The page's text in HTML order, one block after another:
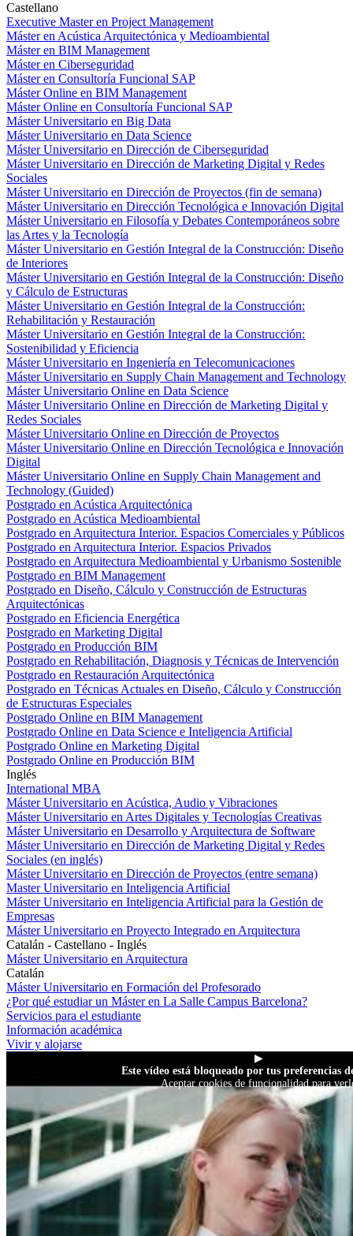
Castellano
Executive Master en Project Management
Máster en Acústica Arquitectónica y Medioambiental
Máster en BIM Management
Máster en Ciberseguridad
Máster en Consultoría Funcional SAP
Máster Online en BIM Management
Máster Online en Consultoría Funcional SAP
Máster Universitario en Big Data
Máster Universitario en Data Science
Máster Universitario en Dirección de Ciberseguridad
Máster Universitario en Dirección de Marketing Digital y Redes
Sociales
Máster Universitario en Dirección de Proyectos (fin de semana)
Máster Universitario en Dirección Tecnológica e Innovación Digital
Máster Universitario en Filosofía y Debates Contemporáneos sobre
las Artes y la Tecnología
Máster Universitario en Gestión Integral de la Construcción: Diseño
de Interiores
Máster Universitario en Gestión Integral de la Construcción: Diseño
y Cálculo de Estructuras
Máster Universitario en Gestión Integral de la Construcción:
Rehabilitación y Restauración
Máster Universitario en Gestión Integral de la Construcción:
Sostenibilidad y Eficiencia
Máster Universitario en Ingeniería en Telecomunicaciones
Máster Universitario en Supply Chain Management and Technology
Máster Universitario Online en Data Science
Máster Universitario Online en Dirección de Marketing Digital y
Redes Sociales
Máster Universitario Online en Dirección de Proyectos
Máster Universitario Online en Dirección Tecnológica e Innovación
Digital
Máster Universitario Online en Supply Chain Management and
Technology (Guided)
Postgrado en Acústica Arquitectónica
Postgrado en Acústica Medioambiental
Postgrado en Arquitectura Interior. Espacios Comerciales y Públicos
Postgrado en Arquitectura Interior. Espacios Privados
Postgrado en Arquitectura Medioambiental y Urbanismo Sostenible
Postgrado en BIM Management
Postgrado en Diseño, Cálculo y Construcción de Estructuras
Arquitectónicas
Postgrado en Eficiencia Energética
Postgrado en Marketing Digital
Postgrado en Producción BIM
Postgrado en Rehabilitación, Diagnosis y Técnicas de Intervención
Postgrado en Restauración Arquitectónica
Postgrado en Técnicas Actuales en Diseño, Cálculo y Construcción
de Estructuras Especiales
Postgrado Online en BIM Management
Postgrado Online en Data Science e Inteligencia Artificial
Postgrado Online en Marketing Digital
Postgrado Online en Producción BIM
Inglés
International MBA
Máster Universitario en Acústica, Audio y Vibraciones
Máster Universitario en Artes Digitales y Tecnologías Creativas
Máster Universitario en Desarrollo y Arquitectura de Software
Máster Universitario en Dirección de Marketing Digital y Redes
Sociales (en inglés)
Máster Universitario en Dirección de Proyectos (entre semana)
Master Universitario en Inteligencia Artificial
Máster Universitario en Inteligencia Artificial para la Gestión de
Empresas
Máster Universitario en Proyecto Integrado en Arquitectura
Catalán - Castellano - Inglés
Máster Universitario en Arquitectura
Catalán
Máster Universitario en Formación del Profesorado
¿Por qué estudiar un Máster en La Salle Campus Barcelona?
Servicios para el estudiante
Información académica
Vivir y alojarse
▶
Este vídeo está bloqueado por tus preferencias
Aceptar cookies de funcionalidad para